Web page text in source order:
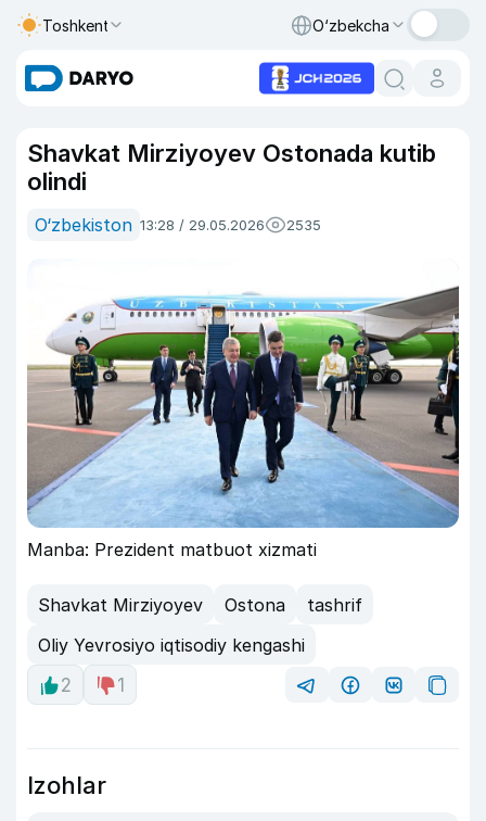
Toshkent O‘zbekcha
Shavkat Mirziyoyev Ostonada kutib
olindi
O‘zbekiston 13:28 / 29.05.2026 2535
Manba: Prezident matbuot xizmati
Shavkat Mirziyoyev Ostona
tashrif
Oliy Yevrosiyo iqtisodiy kengashi
2
1
Izohlar